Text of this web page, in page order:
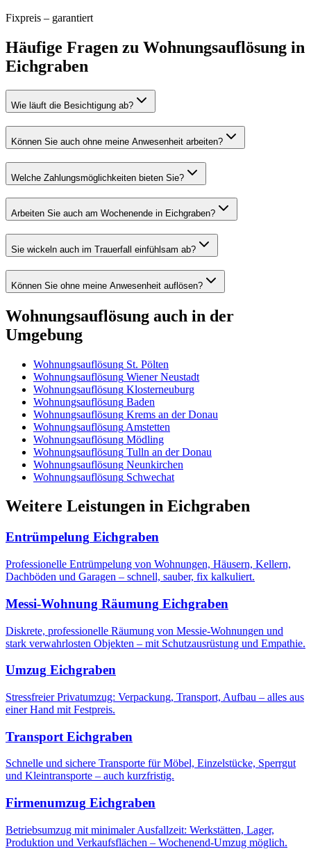
Fixpreis – garantiert
Häufige Fragen zu Wohnungsauflösung in
Eichgraben
Wie läuft die Besichtigung ab?
Können Sie auch ohne meine Anwesenheit arbeiten?
Welche Zahlungsmöglichkeiten bieten Sie?
Arbeiten Sie auch am Wochenende in Eichgraben?
Sie wickeln auch im Trauerfall einfühlsam ab?
Können Sie ohne meine Anwesenheit auflösen?
Wohnungsauflösung auch in der
Umgebung
Wohnungsauflösung St. Pölten
Wohnungsauflösung Wiener Neustadt
Wohnungsauflösung Klosterneuburg
Wohnungsauflösung Baden
Wohnungsauflösung Krems an der Donau
Wohnungsauflösung Amstetten
Wohnungsauflösung Mödling
Wohnungsauflösung Tulln an der Donau
Wohnungsauflösung Neunkirchen
Wohnungsauflösung Schwechat
Weitere Leistungen in Eichgraben
Entrümpelung Eichgraben
Professionelle Entrümpelung von Wohnungen, Häusern, Kellern,
Dachböden und Garagen – schnell, sauber, fix kalkuliert.
Messi-Wohnung Räumung Eichgraben
Diskrete, professionelle Räumung von Messie-Wohnungen und
stark verwahrlosten Objekten – mit Schutzausrüstung und Empathie.
Umzug Eichgraben
Stressfreier Privatumzug: Verpackung, Transport, Aufbau – alles aus
einer Hand mit Festpreis.
Transport Eichgraben
Schnelle und sichere Transporte für Möbel, Einzelstücke, Sperrgut
und Kleintransporte – auch kurzfristig.
Firmenumzug Eichgraben
Betriebsumzug mit minimaler Ausfallzeit: Werkstätten, Lager,
Produktion und Verkaufsflächen – Wochenend-Umzug möglich.